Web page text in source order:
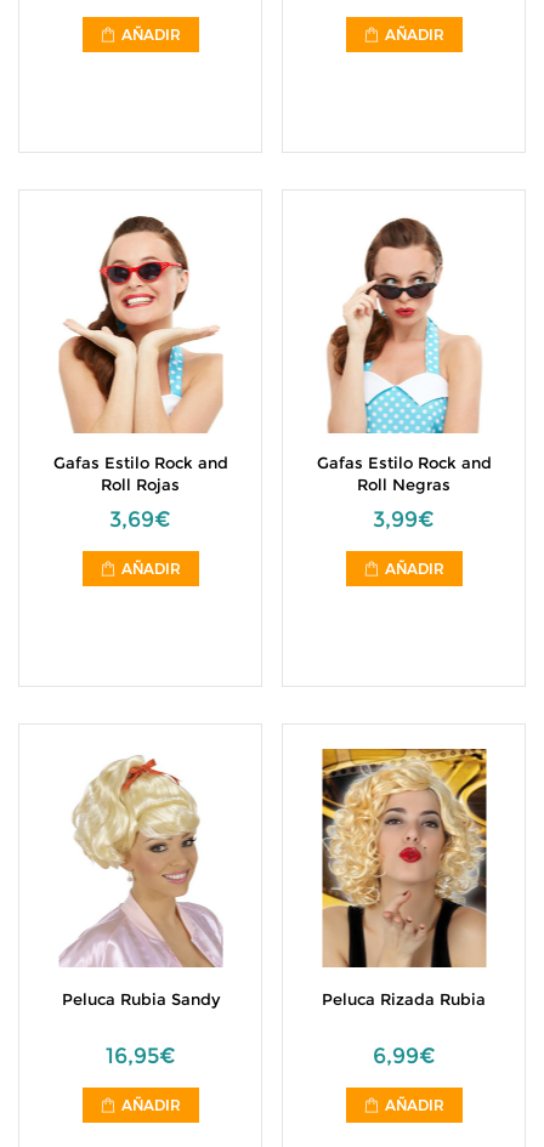
AÑADIR AÑADIR
Gafas Estilo Rock and
Roll Rojas
3,69€
AÑADIR
Gafas Estilo Rock and
Roll Negras
3,99€
AÑADIR
Peluca Rubia Sandy
16,95€
AÑADIR
Peluca Rizada Rubia
6,99€
AÑADIR